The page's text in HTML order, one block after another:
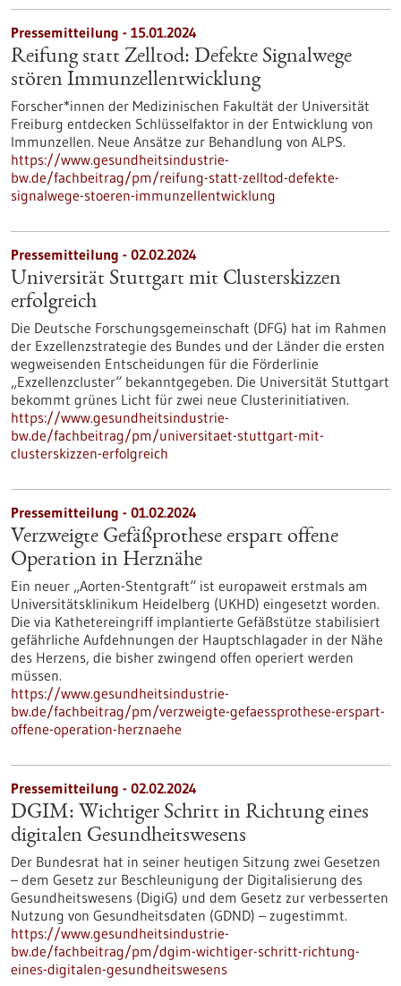
Pressemitteilung - 15.01.2024
Reifung statt Zelltod: Defekte Signalwege
stören Immunzellentwicklung
Forscher*innen der Medizinischen Fakultät der Universität
Freiburg entdecken Schlüsselfaktor in der Entwicklung von
Immunzellen. Neue Ansätze zur Behandlung von ALPS.
https://www.gesundheitsindustrie-
bw.de/fachbeitrag/pm/reifung-statt-zelltod-defekte-
signalwege-stoeren-immunzellentwicklung
Pressemitteilung - 02.02.2024
Universität Stuttgart mit Clusterskizzen
erfolgreich
Die Deutsche Forschungsgemeinschaft (DFG) hat im Rahmen
der Exzellenzstrategie des Bundes und der Länder die ersten
wegweisenden Entscheidungen für die Förderlinie
„Exzellenzcluster“ bekanntgegeben. Die Universität Stuttgart
bekommt grünes Licht für zwei neue Clusterinitiativen.
https://www.gesundheitsindustrie-
bw.de/fachbeitrag/pm/universitaet-stuttgart-mit-
clusterskizzen-erfolgreich
Pressemitteilung - 01.02.2024
Verzweigte Gefäßprothese erspart offene
Operation in Herznähe
Ein neuer „Aorten-Stentgraft“ ist europaweit erstmals am
Universitätsklinikum Heidelberg (UKHD) eingesetzt worden.
Die via Kathetereingriff implantierte Gefäßstütze stabilisiert
gefährliche Aufdehnungen der Hauptschlagader in der Nähe
des Herzens, die bisher zwingend offen operiert werden
müssen.
https://www.gesundheitsindustrie-
bw.de/fachbeitrag/pm/verzweigte-gefaessprothese-erspart-
offene-operation-herznaehe
Pressemitteilung - 02.02.2024
DGIM: Wichtiger Schritt in Richtung eines
digitalen Gesundheitswesens
Der Bundesrat hat in seiner heutigen Sitzung zwei Gesetzen
– dem Gesetz zur Beschleunigung der Digitalisierung des
Gesundheitswesens (DigiG) und dem Gesetz zur verbesserten
Nutzung von Gesundheitsdaten (GDND) – zugestimmt.
https://www.gesundheitsindustrie-
bw.de/fachbeitrag/pm/dgim-wichtiger-schritt-richtung-
eines-digitalen-gesundheitswesens